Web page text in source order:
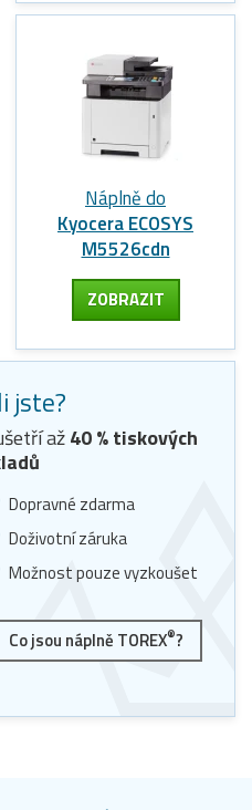
Náplně do
Kyocera ECOSYS
M5526cdn
ZOBRAZIT
jste?
až40% tiskových
Dopravné zdarma
Doživotní záruka
Možnost pouze vyzkoušet
Co jsou náplně TOREX®?